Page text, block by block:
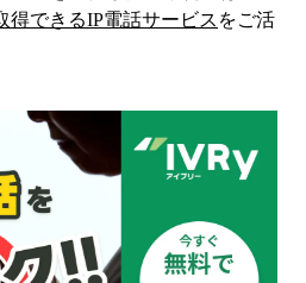
得できるIP電話サービス をご活